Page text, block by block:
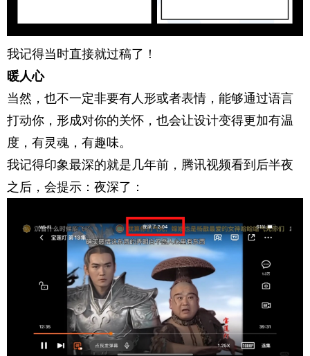
我记得当时直接就过稿了！
暖人心
当然，也不一定非要有人形或者表情，能够通过语言
打动你，形成对你的关怀，也会让设计变得更加有温
度，有灵魂，有趣味。
我记得印象最深的就是几年前，腾讯视频看到后半夜
之后，会提示：夜深了：